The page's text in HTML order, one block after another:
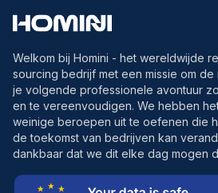
Welkom bij Homini - het wereldwijde
sourcing bedrijf met een missie om de
je volgende professionele avontuur
en te vereenvoudigen. We hebben
weinige beroepen uit te oefenen die
de toekomst van bedrijven kan
dankbaar dat we dit elke dag mogen